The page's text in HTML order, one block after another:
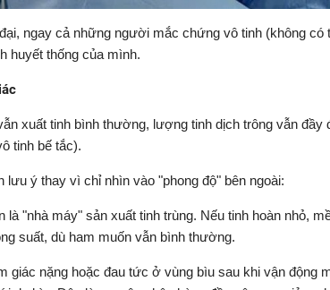
ngay cả những người mắc chứng vô tinh (không có
huyết thống của mình.
xuất tinh bình thường, lượng tinh dịch trông vẫn đầy
tinh bế tắc).
lưu ý thay vì chỉ nhìn vào "phong độ" bên ngoài:
là "nhà máy" sản xuất tinh trùng. Nếu tinh hoàn nhỏ,
suất, dù ham muốn vẫn bình thường.
giác nặng hoặc đau tức ở vùng bìu sau khi vận động